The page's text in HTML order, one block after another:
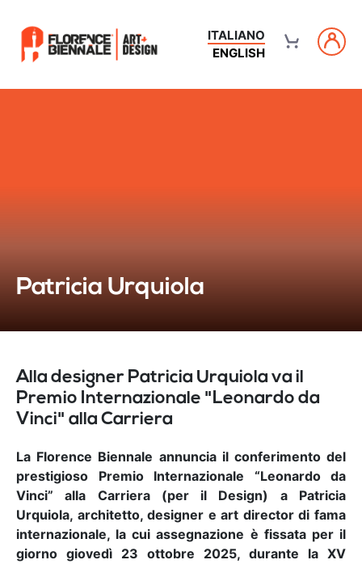
ITALIANO
ENGLISH
Patricia Urquiola
Alla designer Patricia Urquiola va il
Premio Internazionale "Leonardo da
Vinci" alla Carriera
La Florence Biennale annuncia il conferimento del
prestigioso Premio Internazionale “Leonardo da
Vinci” alla Carriera (per il Design) a Patricia
Urquiola, architetto, designer e art director di fama
internazionale, la cui assegnazione è fissata per il
giorno giovedì 23 ottobre 2025, durante la XV